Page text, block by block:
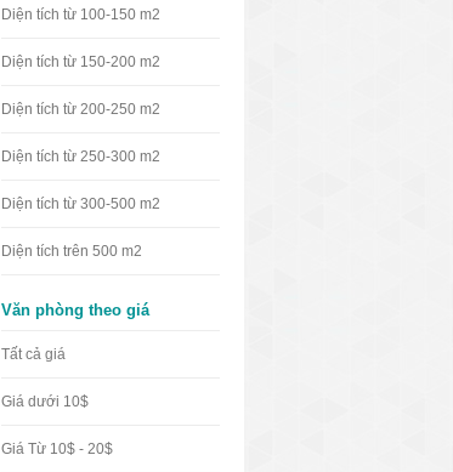
Diện tích từ 100-150 m2
Diện tích từ 150-200 m2
Diện tích từ 200-250 m2
Diện tích từ 250-300 m2
Diện tích từ 300-500 m2
Diện tích trên 500 m2
Văn phòng theo giá
Tất cả giá
Giá dưới 10$
Giá Từ 10$ - 20$